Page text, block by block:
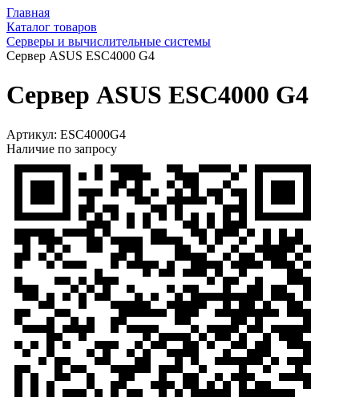
Главная
Каталог товаров
Серверы и вычислительные системы
Сервер ASUS ESC4000 G4
Сервер ASUS ESC4000 G4
Артикул: ESC4000G4
Наличие по запросу